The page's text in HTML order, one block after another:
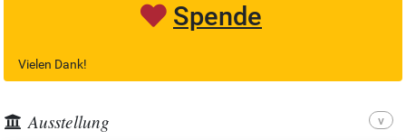
Spende
Vielen Dank!
Ausstellung